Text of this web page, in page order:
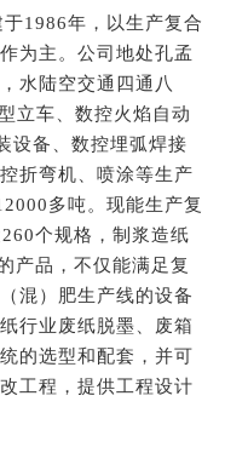
1986年，以生产复合
为主。公司地处孔孟
水陆空交通四通八
立车、数控火焰自动
设备、数控埋弧焊接
折弯机、喷涂等生产
多吨。现能生产复
个规格，制浆造纸
产品，不仅能满足复
混）肥生产线的设备
行业废纸脱墨、废箱
的选型和配套，并可
工程，提供工程设计